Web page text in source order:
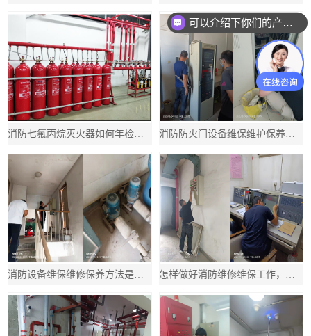
消防七氟丙烷灭火器如何年检测维保;消防七氟丙烷灭火器几年一检验 消防防火门设备维保维护保养的要求;消防防火门维护保养内容
消防设备维保维修保养方法是什么，消防设备怎样维护和保养 怎样做好消防维修维保工作，消防维保怎么做
可以介绍下你们的产品么？